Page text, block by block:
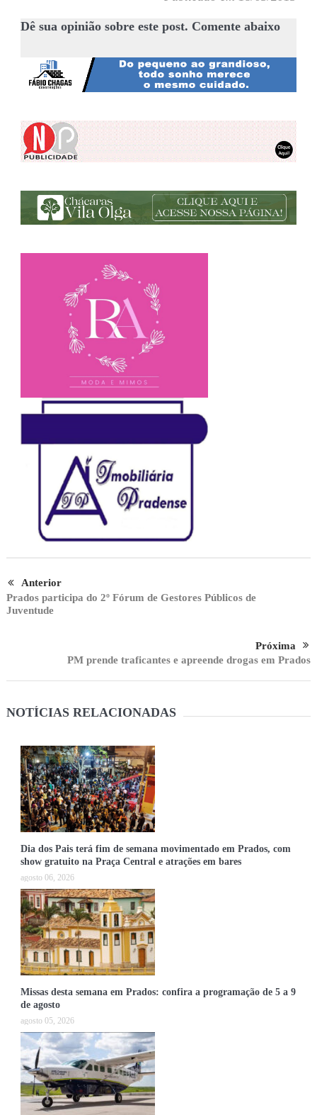
Dê sua opinião sobre este post. Comente abaixo
Anterior
Prados participa do 2º Fórum de Gestores Públicos de
Juventude
Próxima
PM prende traficantes e apreende drogas em Prados
NOTÍCIAS RELACIONADAS
Dia dos Pais terá fim de semana movimentado em Prados, com
show gratuito na Praça Central e atrações em bares
agosto 06, 2026
Missas desta semana em Prados: confira a programação de 5 a 9
de agosto
agosto 05, 2026